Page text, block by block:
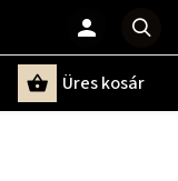
Üres kosár